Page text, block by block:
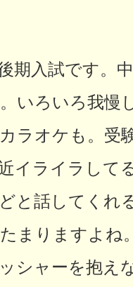
期入試です。
いろいろ我慢
ラオケも。受
イライラして
と話してくれ
まりますよね
シャーを抱え